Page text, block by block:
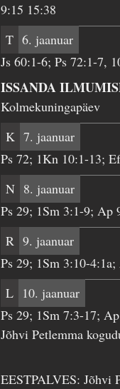
9:15 15:38
T 6. jaanuar
Js 60:1-6; Ps 72:1-7,
ISSANDA
Kolmekuningapäev
K 7. jaanuar
Ps 72; 1Kn 10:1-13;
N 8. jaanuar
Ps 29; 1Sm 3:1-9; Ap
R 9. jaanuar
Ps 29; 1Sm 3:10-
L 10. jaanuar
Ps 29; 1Sm 7:3-17;
Jõhvi Petlemma
EESTPALVES: Jõhvi